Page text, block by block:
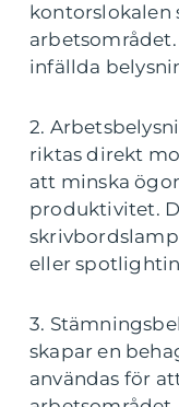
kontorslokalen
infällda
2.
riktas direkt
att minska
produktivitet.
eller
3.
skapar en
användas för